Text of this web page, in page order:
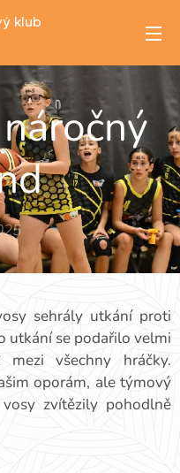
klub
sehrály utkání proti
utkání se podařilo velmi
mezi všechny hráčky.
oporám, ale týmový
zvítězily pohodlně